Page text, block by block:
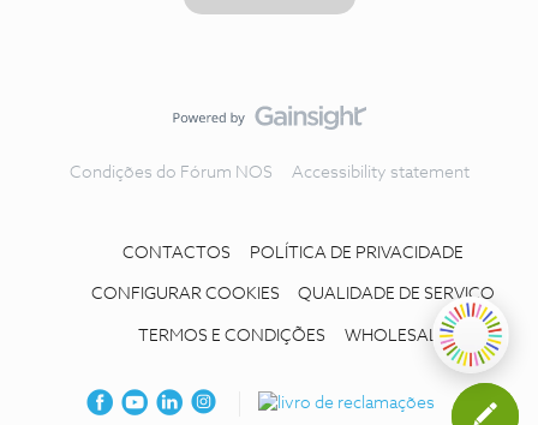
Condições do Fórum NOS Accessibility statement
CONTACTOS POLÍTICA DE PRIVACIDADE
CONFIGURAR COOKIES QUALIDADE DE SERVIÇO
TERMOS E CONDIÇÕES WHOLESALE